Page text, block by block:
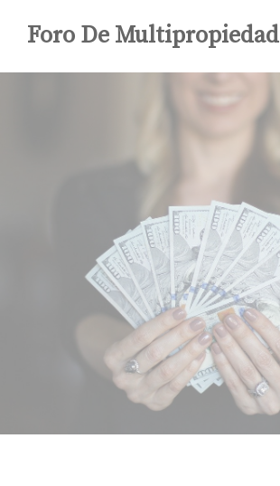
Foro De Multipropiedad